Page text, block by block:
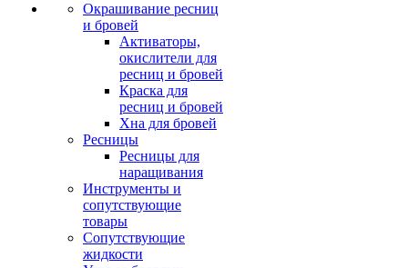
Окрашивание ресниц
и бровей
Активаторы,
окислители для
ресниц и бровей
Краска для
ресниц и бровей
Хна для бровей
Ресницы
Ресницы для
наращивания
Инструменты и
сопутствующие
товары
Сопутствующие
жидкости